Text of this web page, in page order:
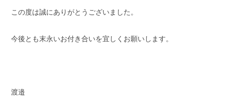
この度は誠にありがとうございました。
今後とも末永いお付き合いを宜しくお願いします。
渡邉